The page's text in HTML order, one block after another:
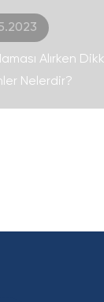
Alırken
Nelerdir?